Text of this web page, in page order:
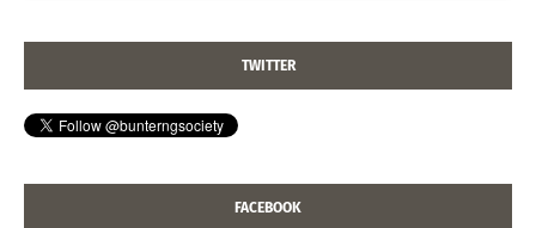
TWITTER
FACEBOOK